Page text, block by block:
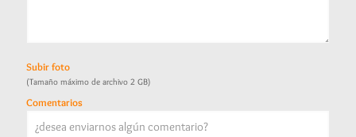
Subir foto
(Tamaño máximo de archivo 2 GB)
Comentarios